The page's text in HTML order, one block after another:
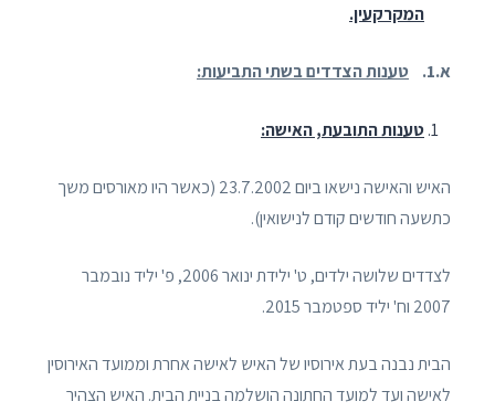
המקרקעין.
א.1. טענות הצדדים בשתי התביעות:
טענות התובעת, האישה:
האיש והאישה נישאו ביום 23.7.2002 (כאשר היו מאורסים משך
כתשעה חודשים קודם לנישואין).
לצדדים שלושה ילדים, ט' ילידת ינואר 2006, פ' יליד נובמבר
2007 וח' יליד ספטמבר 2015.
הבית נבנה בעת אירוסיו של האיש לאישה אחרת וממועד האירוסין
לאישה ועד למועד החתונה הושלמה בניית הבית. האיש הצהיר